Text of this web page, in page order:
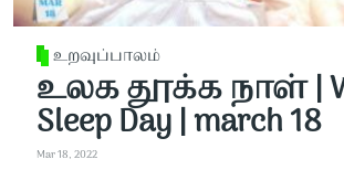
உறவுப்பாலம்
உலக தூக்க நாள் |
Sleep Day | march 18
Mar 18, 2022